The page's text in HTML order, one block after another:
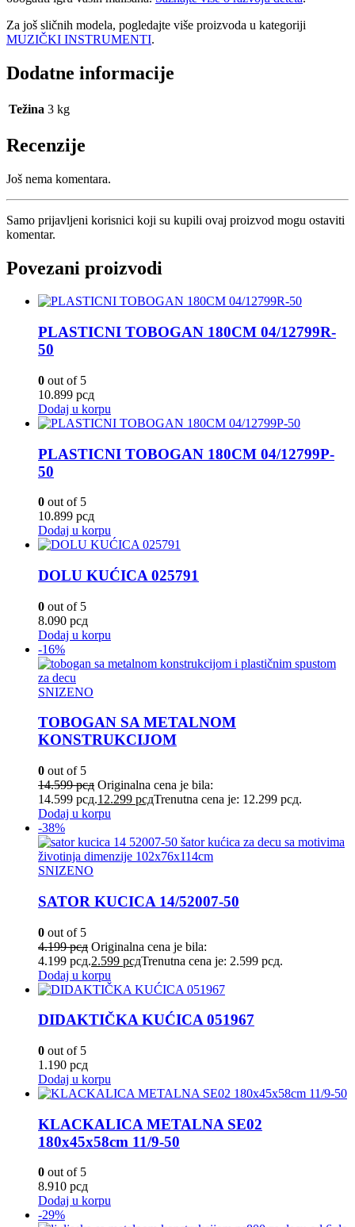
Za još sličnih modela, pogledajte više proizvoda u kategoriji
MUZIČKI INSTRUMENTI.
Dodatne informacije
Težina 3 kg
Recenzije
Još nema komentara.
Samo prijavljeni korisnici koji su kupili ovaj proizvod mogu ostaviti
komentar.
Povezani proizvodi
PLASTICNI TOBOGAN 180CM 04/12799R-
50
0 out of 5
10.899 рсд
Dodaj u korpu
PLASTICNI TOBOGAN 180CM 04/12799P-
50
0 out of 5
10.899 рсд
Dodaj u korpu
DOLU KUĆICA 025791
0 out of 5
8.090 рсд
Dodaj u korpu
-16%
SNIZENO
TOBOGAN SA METALNOM
KONSTRUKCIJOM
0 out of 5
14.599рсд Originalna cena je bila:
14.599 рсд.12.299 рсдTrenutna cena je: 12.299 рсд.
Dodaj u korpu
-38%
SNIZENO
SATOR KUCICA 14/52007-50
0 out of 5
4.199рсд Originalna cena je bila:
4.199 рсд.2.599 рсдTrenutna cena je: 2.599 рсд.
Dodaj u korpu
DIDAKTIČKA KUĆICA 051967
0 out of 5
1.190 рсд
Dodaj u korpu
KLACKALICA METALNA SE02
180x45x58cm 11/9-50
0 out of 5
8.910 рсд
Dodaj u korpu
-29%